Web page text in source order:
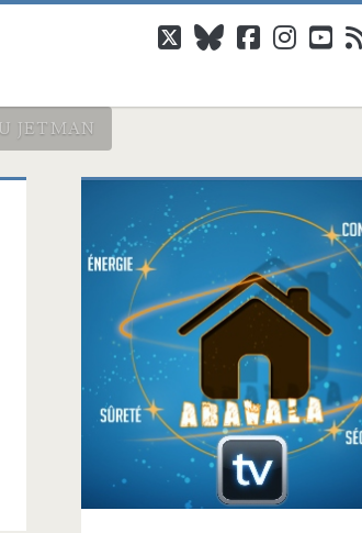
twitterblueskyfacebook
JETMAN
Barre
latérale
principale